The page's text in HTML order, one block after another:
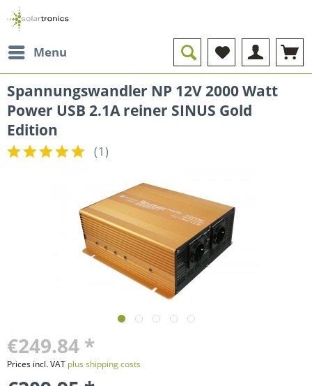
Menu
Spannungswandler NP 12V 2000 Watt
Power USB 2.1A reiner SINUS Gold
Edition
(1)
€249.84 *
Prices incl. VAT plus shipping costs